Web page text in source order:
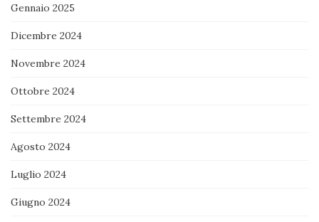
Gennaio 2025
Dicembre 2024
Novembre 2024
Ottobre 2024
Settembre 2024
Agosto 2024
Luglio 2024
Giugno 2024